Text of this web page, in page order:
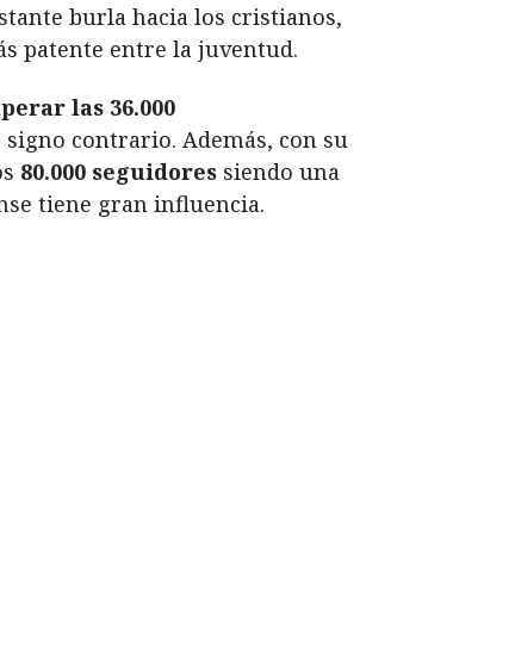
burla hacia los cristianos,
patente entre la juventud.
las 36.000
contrario. Además, con su
80.000 seguidores siendo una
tiene gran influencia.